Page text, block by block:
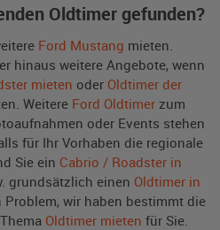
Oldtimer gefunden?
Ford Mustang mieten.
hinaus weitere Angebote, wenn
mieten oder Oldtimer der
Weitere Ford Oldtimer zum
oder Events stehen
für Ihr Vorhaben die regionale
Sie ein Cabrio / Roadster in
grundsätzlich einen Oldtimer in
wir haben bestimmt die
Oldtimer mieten für Sie.